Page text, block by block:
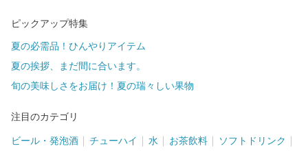
ピックアップ特集
夏の必需品！ひんやりアイテム
夏の挨拶、まだ間に合います。
旬の美味しさをお届け！夏の瑞々しい果物
注目のカテゴリ
ビール・発泡酒 チューハイ 水 お茶飲料 ソフトドリンク